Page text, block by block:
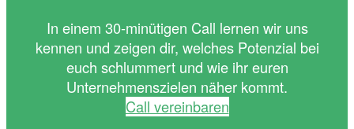
In einem 30-minütigen Call lernen wir uns
kennen und zeigen dir, welches Potenzial bei
euch schlummert und wie ihr euren
Unternehmenszielen näher kommt.
Call vereinbaren